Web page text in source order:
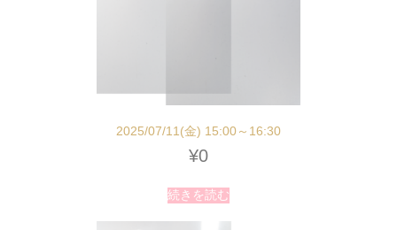
2025/07/11(金) 15:00～16:30
¥0
続きを読む